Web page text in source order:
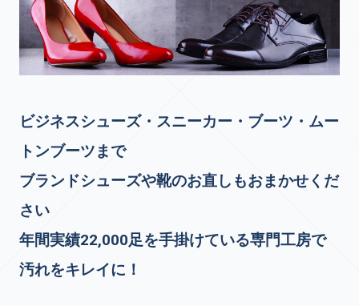
ビジネスシューズ・スニーカー・ブーツ・ムー
トンブーツまで
ブランドシューズや靴のお直しもおまかせくだ
さい
年間実績22,000足を手掛けている専門工房で
汚れをキレイに！